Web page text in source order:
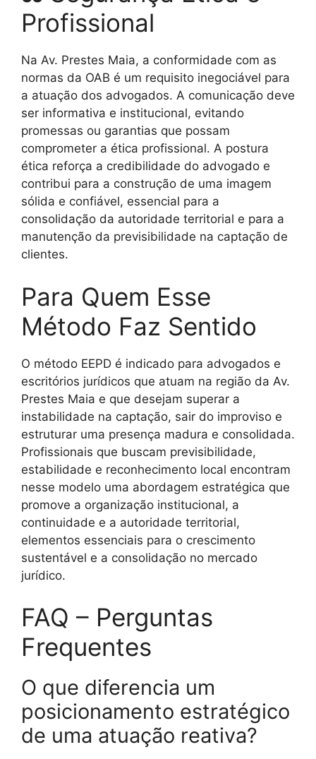
Profissional
Na Av. Prestes Maia, a conformidade com as
normas da OAB é um requisito inegociável para
a atuação dos advogados. A comunicação deve
ser informativa e institucional, evitando
promessas ou garantias que possam
comprometer a ética profissional. A postura
ética reforça a credibilidade do advogado e
contribui para a construção de uma imagem
sólida e confiável, essencial para a
consolidação da autoridade territorial e para a
manutenção da previsibilidade na captação de
clientes.
Para Quem Esse
Método Faz Sentido
O método EEPD é indicado para advogados e
escritórios jurídicos que atuam na região da Av.
Prestes Maia e que desejam superar a
instabilidade na captação, sair do improviso e
estruturar uma presença madura e consolidada.
Profissionais que buscam previsibilidade,
estabilidade e reconhecimento local encontram
nesse modelo uma abordagem estratégica que
promove a organização institucional, a
continuidade e a autoridade territorial,
elementos essenciais para o crescimento
sustentável e a consolidação no mercado
jurídico.
FAQ – Perguntas
Frequentes
O que diferencia um
posicionamento estratégico
de uma atuação reativa?